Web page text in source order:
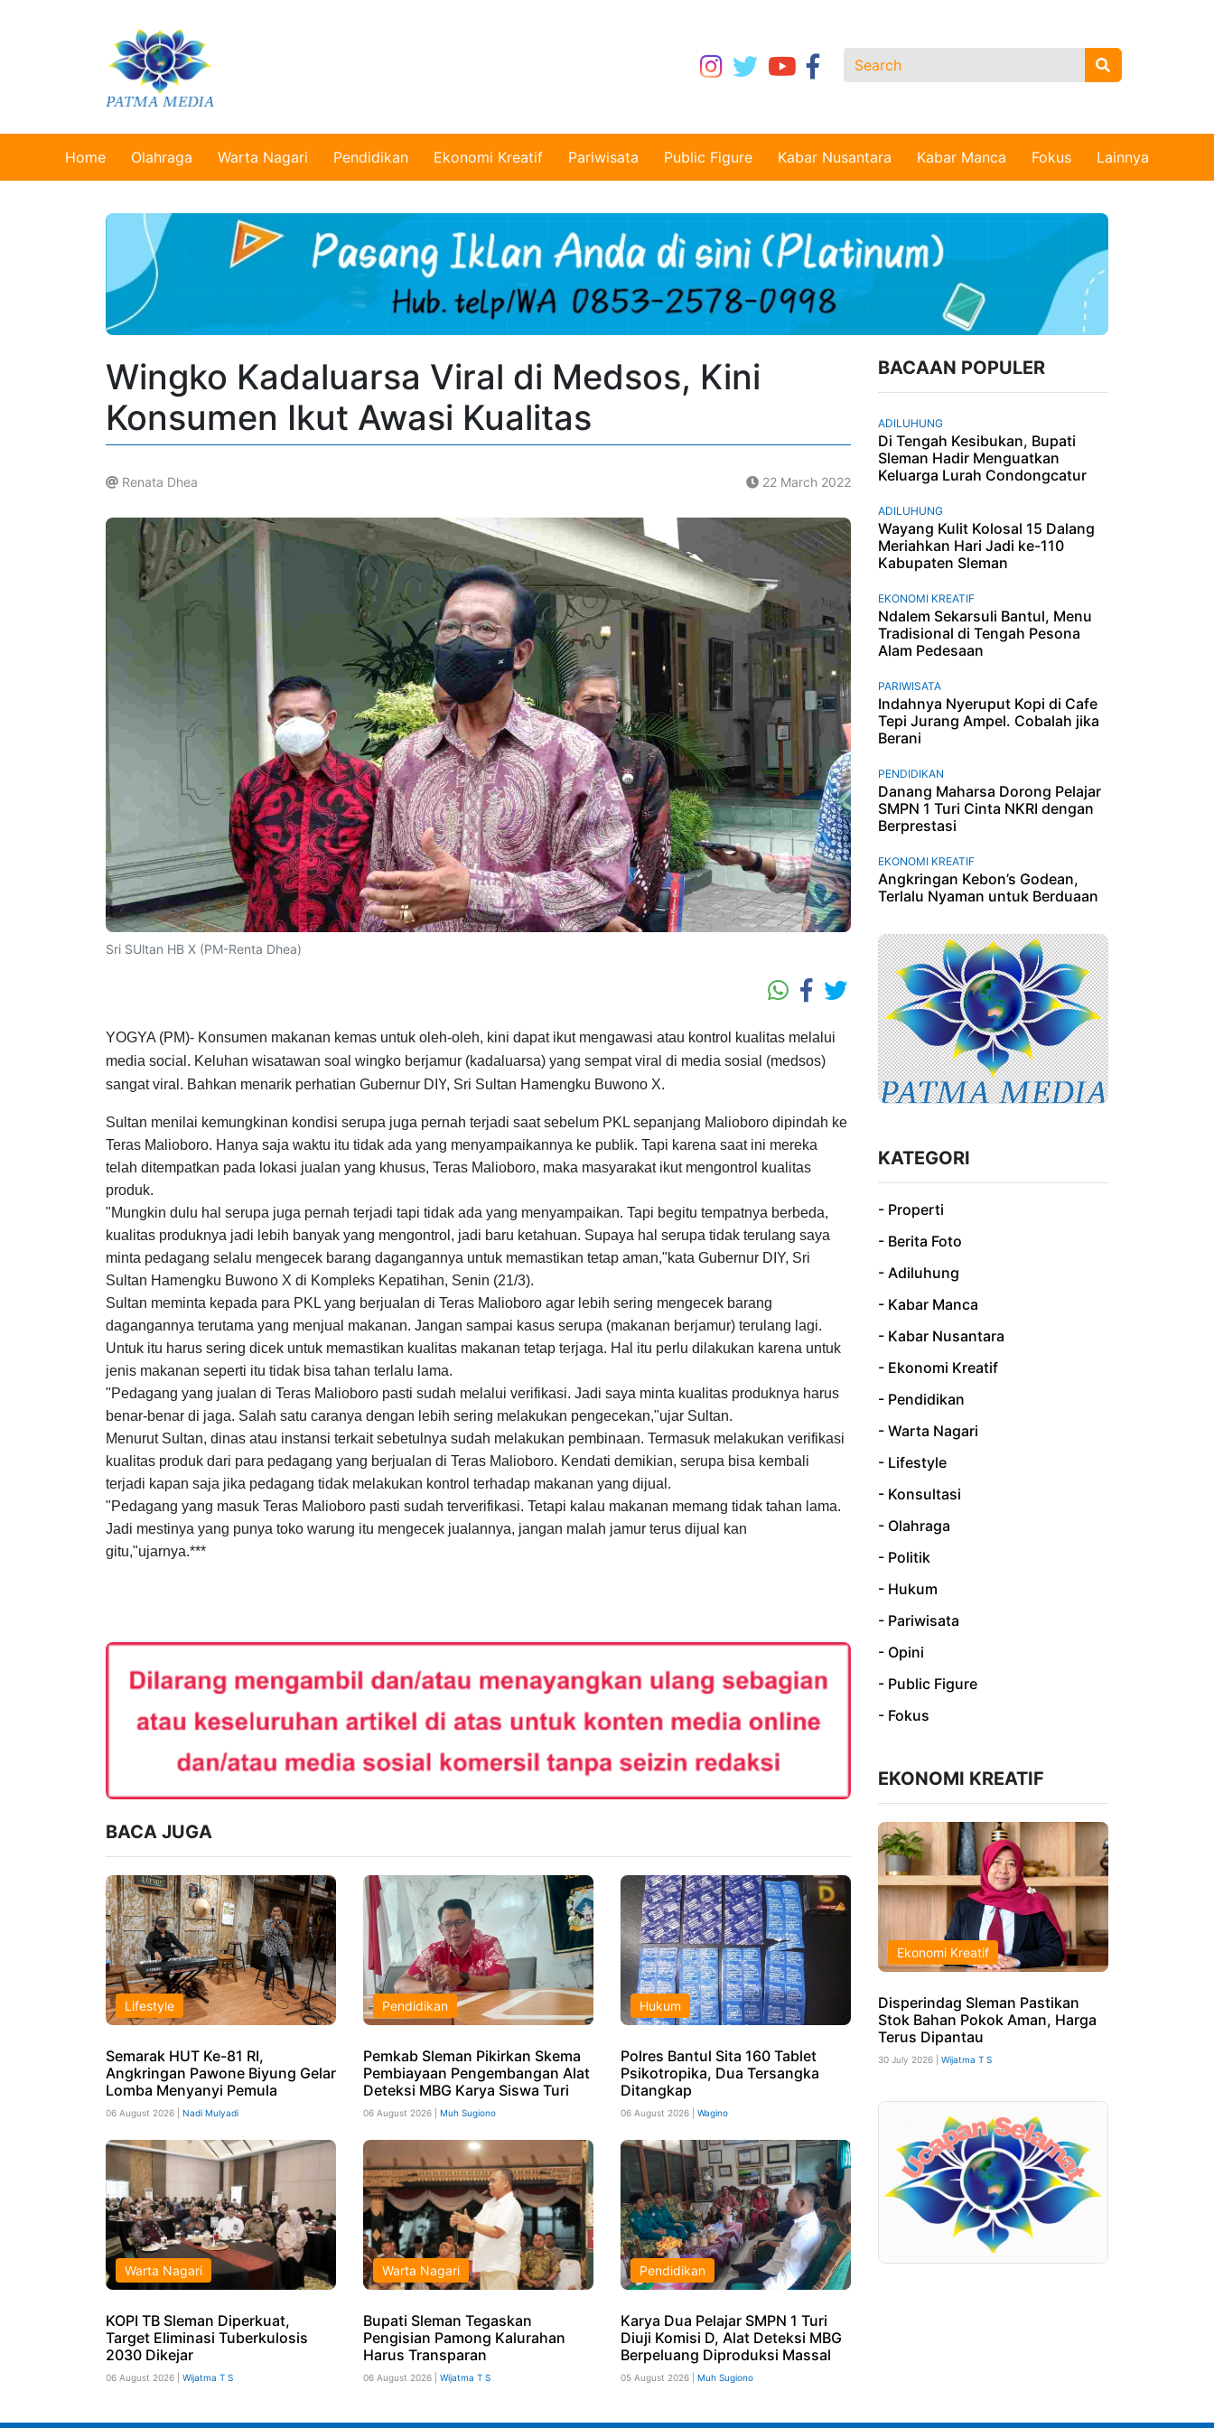
Home Olahraga Warta Nagari Pendidikan Ekonomi Kreatif Pariwisata Public Figure Kabar Nusantara Kabar Manca Fokus Lainnya
Wingko Kadaluarsa Viral di Medsos, Kini
Konsumen Ikut Awasi Kualitas
Renata Dhea 22 March 2022
Sri SUltan HB X (PM-Renta Dhea)
YOGYA (PM)- Konsumen makanan kemas untuk oleh-oleh, kini dapat ikut mengawasi atau kontrol kualitas melalui
media social. Keluhan wisatawan soal wingko berjamur (kadaluarsa) yang sempat viral di media sosial (medsos)
sangat viral. Bahkan menarik perhatian Gubernur DIY, Sri Sultan Hamengku Buwono X.‎
Sultan menilai kemungkinan kondisi serupa juga pernah terjadi saat sebelum PKL sepanjang Malioboro dipindah ke
Teras Malioboro. Hanya saja waktu itu tidak ada yang menyampaikannya ke publik. Tapi karena saat ini mereka
telah ditempatkan pada lokasi jualan yang khusus, Teras Malioboro, maka masyarakat ikut mengontrol kualitas
produk.
"Mungkin dulu hal serupa juga pernah terjadi tapi tidak ada yang menyampaikan. Tapi ‎begitu tempatnya berbeda,
kualitas produknya jadi lebih banyak yang mengontrol, jadi baru ketahuan. Supaya hal serupa tidak terulang saya
minta pedagang selalu mengecek barang dagangannya untuk memastikan tetap aman,"kata Gubernur DIY, Sri
Sultan Hamengku Buwono X di Kompleks Kepatihan, Senin (21/3).
Sultan meminta kepada para PKL yang berjualan di Teras Malioboro agar lebih sering mengecek barang
dagangannya terutama yang menjual makanan. Jangan sampai kasus serupa (makanan berjamur) terulang lagi.
Untuk itu harus sering dicek untuk memastikan kualitas makanan tetap terjaga. Hal itu perlu dilakukan karena untuk
jenis makanan seperti itu tidak bisa tahan terlalu lama.
‎‎"Pedagang yang jualan di Teras Malioboro pasti sudah melalui verifikasi. Jadi saya minta kualitas produknya harus
benar-benar di jaga. Salah satu caranya dengan lebih sering melakukan pengecekan,"ujar Sultan.
Menurut Sultan, dinas atau instansi terkait sebetulnya sudah melakukan pembinaan. Termasuk melakukan verifikasi
kualitas produk dari para pedagang yang berjualan di Teras Malioboro. Kendati demikian, serupa bisa kembali
terjadi kapan saja jika pedagang tidak melakukan kontrol terhadap makanan yang dijual.
"Pedagang yang masuk Teras Malioboro pasti sudah terverifikasi. Tetapi kalau makanan memang tidak tahan lama.
Jadi mestinya yang punya toko warung itu mengecek jualannya, jangan malah jamur terus dijual
kan
gitu,"ujarnya.***
BACA JUGA
Lifestyle
Semarak HUT Ke-81 RI,
Angkringan Pawone Biyung Gelar
Lomba Menyanyi Pemula
06 August 2026 | Nadi Mulyadi
Pendidikan
Pemkab Sleman Pikirkan Skema
Pembiayaan Pengembangan Alat
Deteksi MBG Karya Siswa Turi
06 August 2026 | Muh Sugiono
Hukum
Polres Bantul Sita 160 Tablet
Psikotropika, Dua Tersangka
Ditangkap
06 August 2026 | Wagino
Warta Nagari
KOPI TB Sleman Diperkuat,
Target Eliminasi Tuberkulosis
2030 Dikejar
06 August 2026 | Wijatma T S
Warta Nagari
Bupati Sleman Tegaskan
Pengisian Pamong Kalurahan
Harus Transparan
06 August 2026 | Wijatma T S
Pendidikan
Karya Dua Pelajar SMPN 1 Turi
Diuji Komisi D, Alat Deteksi MBG
Berpeluang Diproduksi Massal
05 August 2026 | Muh Sugiono
BACAAN POPULER
ADILUHUNG
Di Tengah Kesibukan, Bupati
Sleman Hadir Menguatkan
Keluarga Lurah Condongcatur
ADILUHUNG
Wayang Kulit Kolosal 15 Dalang
Meriahkan Hari Jadi ke-110
Kabupaten Sleman
EKONOMI KREATIF
Ndalem Sekarsuli Bantul, Menu
Tradisional di Tengah Pesona
Alam Pedesaan
PARIWISATA
Indahnya Nyeruput Kopi di Cafe
Tepi Jurang Ampel. Cobalah jika
Berani
PENDIDIKAN
Danang Maharsa Dorong Pelajar
SMPN 1 Turi Cinta NKRI dengan
Berprestasi
EKONOMI KREATIF
Angkringan Kebon’s Godean,
Terlalu Nyaman untuk Berduaan
KATEGORI
- Properti
- Berita Foto
- Adiluhung
- Kabar Manca
- Kabar Nusantara
- Ekonomi Kreatif
- Pendidikan
- Warta Nagari
- Lifestyle
- Konsultasi
- Olahraga
- Politik
- Hukum
- Pariwisata
- Opini
- Public Figure
- Fokus
EKONOMI KREATIF
Ekonomi Kreatif
Disperindag Sleman Pastikan
Stok Bahan Pokok Aman, Harga
Terus Dipantau
30 July 2026 | Wijatma T S